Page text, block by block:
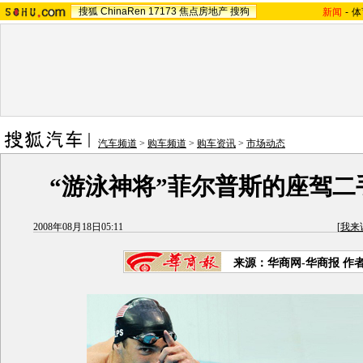
搜狐 ChinaRen 17173 焦点房地产 搜狗 新闻 -
汽车频道 > 购车频道 > 购车资讯 > 市场动态
“游泳神将”菲尔普斯的座驾二
2008年08月18日05:11 [我来
来源：华商网-华商报 作